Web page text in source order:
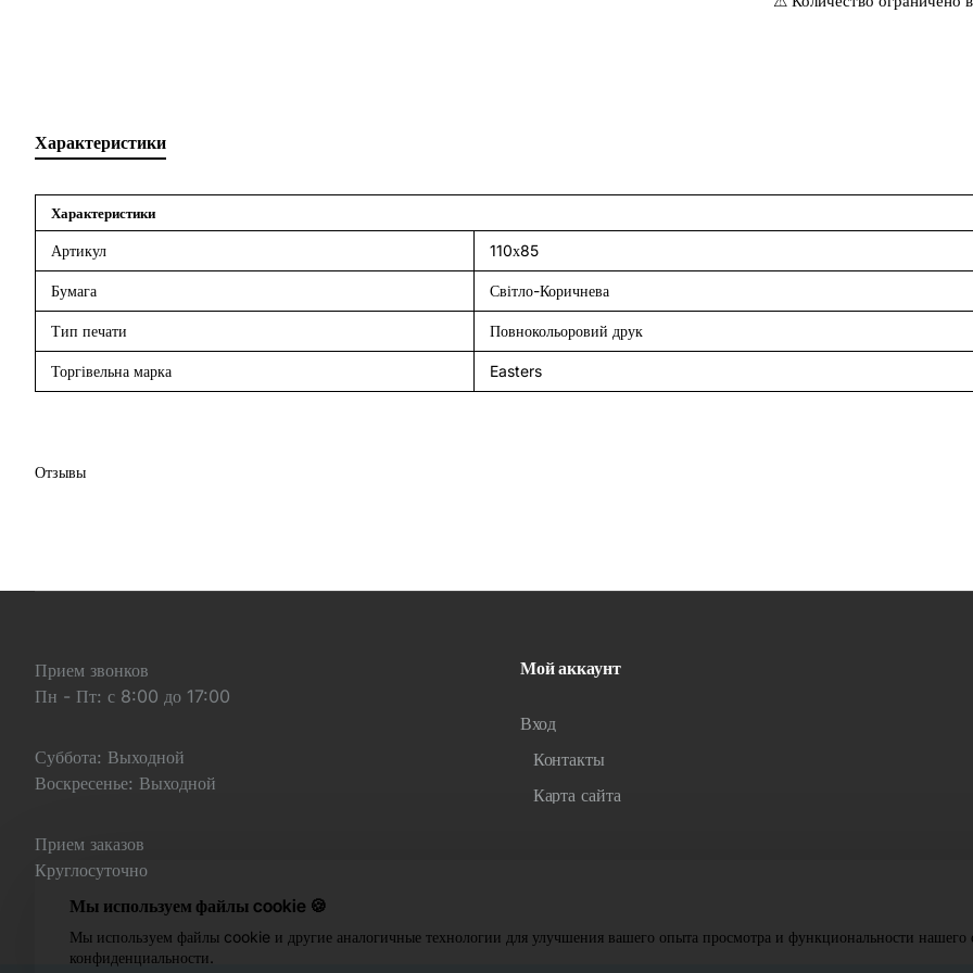
Мы используем файлы cookie 🍪
Мы используем файлы cookie и другие аналогичные технологии для улучшения вашего опыта просмотра и функциональности
конфиденциальности.
Характеристики
Характеристики
Артикул 110х85
Бумага Світло-Коричнева
Тип печати Повнокольоровий друк
Торгівельна марка Easters
Отзывы
Прием звонков
Пн - Пт: с 8:00 до 17:00
Суббота: Выходной
Воскресенье: Выходной
Прием заказов
Круглосуточно
Мой аккаунт
Вход
Контакты
Карта сайта